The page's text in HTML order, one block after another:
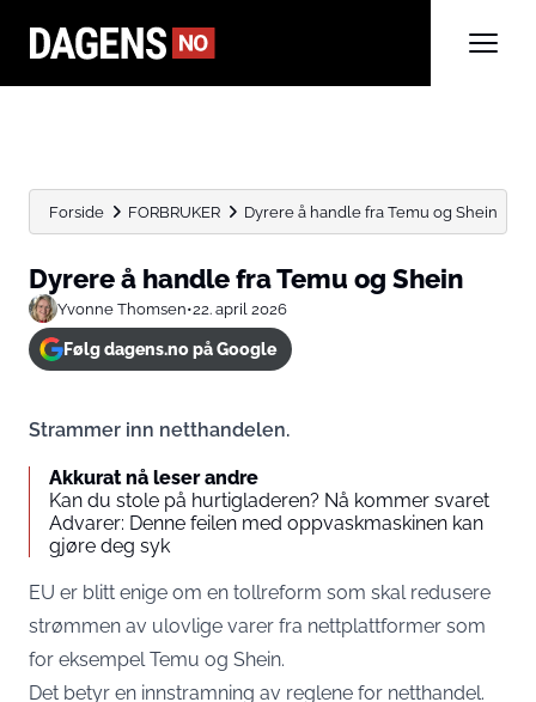
Forside FORBRUKER Dyrere å handle fra Temu og Shein
Dyrere å handle fra Temu og Shein
Yvonne Thomsen•22. april 2026
Følg dagens.no på Google
Strammer inn netthandelen.
Akkurat nå leser andre
Kan du stole på hurtigladeren? Nå kommer svaret
Advarer: Denne feilen med oppvaskmaskinen kan
gjøre deg syk
EU er blitt enige om en tollreform som skal redusere
strømmen av ulovlige varer fra nettplattformer som
for eksempel Temu og Shein.
Det betyr en innstramning av reglene for netthandel.